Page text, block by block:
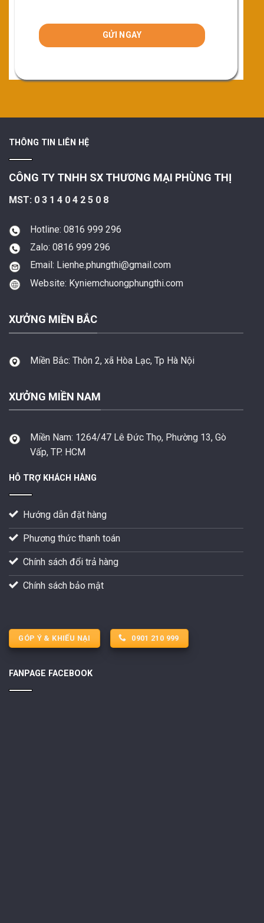
THÔNG TIN LIÊN HỆ
CÔNG TY TNHH SX THƯƠNG MẠI PHÙNG THỊ
MST: 0 3 1 4 0 4 2 5 0 8
Hotline: 0816 999 296
Zalo: 0816 999 296
Email: Lienhe.phungthi@gmail.com
Website: Kyniemchuongphungthi.com
XƯỞNG MIỀN BẮC
Miền Bắc: Thôn 2, xã Hòa Lạc, Tp Hà Nội
XƯỞNG MIỀN NAM
Miền Nam: 1264/47 Lê Đức Thọ, Phường 13, Gò
Vấp, TP. HCM
HỖ TRỢ KHÁCH HÀNG
Hướng dẫn đặt hàng
Phương thức thanh toán
Chính sách đổi trả hàng
Chính sách bảo mật
GÓP Ý & KHIẾU NẠI 0901 210 999
FANPAGE FACEBOOK